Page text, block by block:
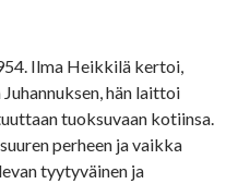
Ilma Heikkilä kertoi,
hän laittoi
tuoksuvaan kotiinsa.
perheen ja vaikka
tyytyväinen ja